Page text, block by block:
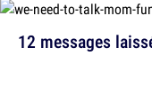
12 messages